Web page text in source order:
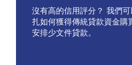
沒有高的信用評分？ 我們
扎如何獲得傳統貸款資金購
安排少文件貸款。